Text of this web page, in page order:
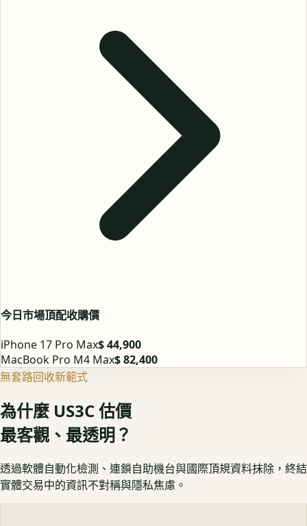
今日市場頂配收購價
iPhone 17 Pro Max$ 44,900
MacBook Pro M4 Max$ 82,400
無套路回收新範式
為什麼 US3C 估價
最客觀、最透明？
透過軟體自動化檢測、連鎖自助機台與國際頂規資料抹除，終結
實體交易中的資訊不對稱與隱私焦慮。